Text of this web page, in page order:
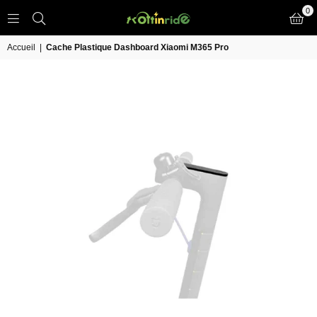
IN
0
Accueil Cache Plastique Dashboard Xiaomi M365 Pro